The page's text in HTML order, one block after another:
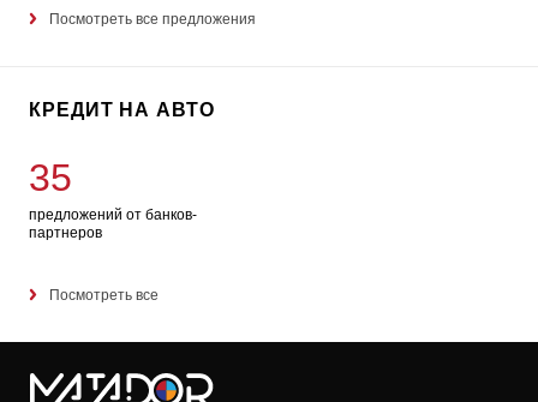
Посмотреть все предложения
КРЕДИТ НА АВТО
35
предложений от банков-
партнеров
Посмотреть все